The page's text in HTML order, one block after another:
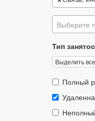
Выберите
Тип
Выделить все
Тип
Полный
Тип
Тип